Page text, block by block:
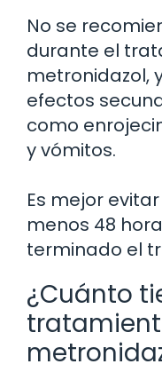
No se
durante el
metronidazol,
efectos
como
y vómitos.
Es mejor
menos 48
terminado el
¿Cuánto